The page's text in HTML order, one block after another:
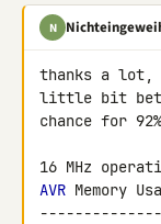
N
thanks a lot,
little bit
chance for
AVR Memory